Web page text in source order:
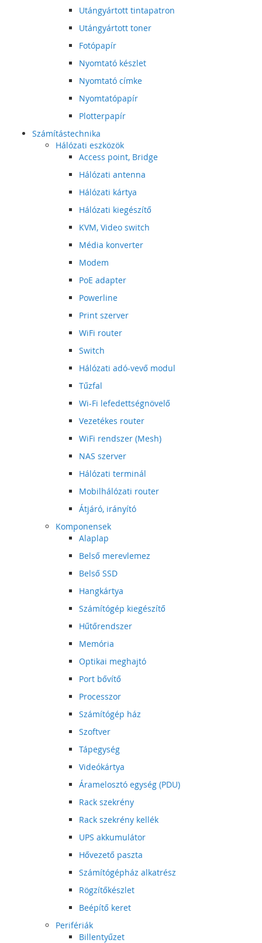
Utángyártott tintapatron
Utángyártott toner
Fotópapír
Nyomtató készlet
Nyomtató címke
Nyomtatópapír
Plotterpapír
Számítástechnika
Hálózati eszközök
Access point, Bridge
Hálózati antenna
Hálózati kártya
Hálózati kiegészítő
KVM, Video switch
Média konverter
Modem
PoE adapter
Powerline
Print szerver
WiFi router
Switch
Hálózati adó-vevő modul
Tűzfal
Wi-Fi lefedettségnövelő
Vezetékes router
WiFi rendszer (Mesh)
NAS szerver
Hálózati terminál
Mobilhálózati router
Átjáró, irányító
Komponensek
Alaplap
Belső merevlemez
Belső SSD
Hangkártya
Számítógép kiegészítő
Hűtőrendszer
Memória
Optikai meghajtó
Port bővítő
Processzor
Számítógép ház
Szoftver
Tápegység
Videókártya
Áramelosztó egység (PDU)
Rack szekrény
Rack szekrény kellék
UPS akkumulátor
Hővezető paszta
Számítógépház alkatrész
Rögzítőkészlet
Beépítő keret
Perifériák
Billentyűzet